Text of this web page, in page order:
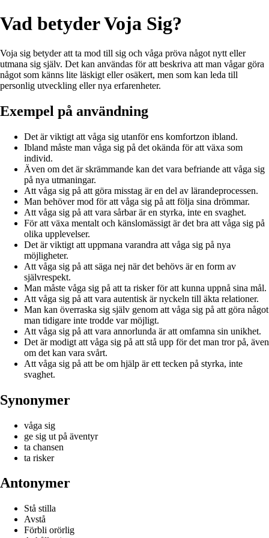
Vad betyder Voja Sig?
Voja sig betyder att ta mod till sig och våga pröva något nytt eller
utmana sig själv. Det kan användas för att beskriva att man vågar göra
något som känns lite läskigt eller osäkert, men som kan leda till
personlig utveckling eller nya erfarenheter.
Exempel på användning
Det är viktigt att våga sig utanför ens komfortzon ibland.
Ibland måste man våga sig på det okända för att växa som
individ.
Även om det är skrämmande kan det vara befriande att våga sig
på nya utmaningar.
Att våga sig på att göra misstag är en del av lärandeprocessen.
Man behöver mod för att våga sig på att följa sina drömmar.
Att våga sig på att vara sårbar är en styrka, inte en svaghet.
För att växa mentalt och känslomässigt är det bra att våga sig på
olika upplevelser.
Det är viktigt att uppmana varandra att våga sig på nya
möjligheter.
Att våga sig på att säga nej när det behövs är en form av
självrespekt.
Man måste våga sig på att ta risker för att kunna uppnå sina mål.
Att våga sig på att vara autentisk är nyckeln till äkta relationer.
Man kan överraska sig själv genom att våga sig på att göra något
man tidigare inte trodde var möjligt.
Att våga sig på att vara annorlunda är att omfamna sin unikhet.
Det är modigt att våga sig på att stå upp för det man tror på, även
om det kan vara svårt.
Att våga sig på att be om hjälp är ett tecken på styrka, inte
svaghet.
Synonymer
våga sig
ge sig ut på äventyr
ta chansen
ta risker
Antonymer
Stå stilla
Avstå
Förbli orörlig